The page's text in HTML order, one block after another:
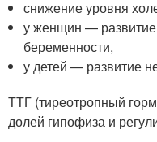
снижение уровня
у женщин —
беременности,
у детей — развитие
ТТГ (тиреотропный
долей гипофиза и